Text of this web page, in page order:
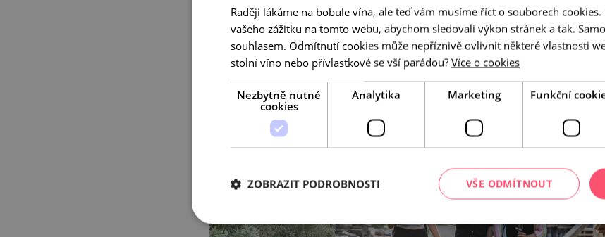
Raději lákáme na bobule vína, ale teď vám musíme říct o souborech
vašeho zážitku na tomto webu, abychom sledovali výkon stránek a tak.
souhlasem. Odmítnutí cookies může nepříznivě ovlivnit některé vlastnosti
stolní víno nebo přívlastkové se vší parádou? Více o cookies
Nezbytně nutné
cookies
Analytika Marketing Funkční
VŠE ODMÍTNOUT
ZOBRAZIT PODROBNOSTI